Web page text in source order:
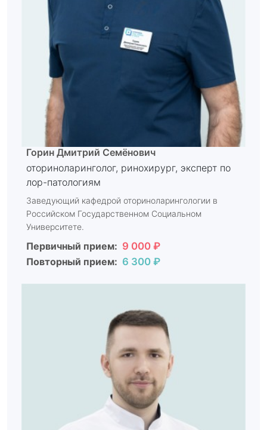
Горин Дмитрий Семёнович
оториноларинголог, ринохирург, эксперт по
лор-патологиям
Заведующий кафедрой оториноларингологии в
Российском Государственном Социальном
Университете.
Первичный прием: 9 000 ₽
Повторный прием: 6 300 ₽